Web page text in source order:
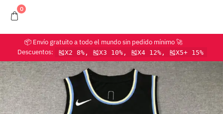
0
📦 Envío gratuito a todo el mundo sin pedido mínimo 🚀
Descuentos:
🎽X2 8%, 🎽X3 10%, 🎽X4 12%, 🎽X5+ 15%